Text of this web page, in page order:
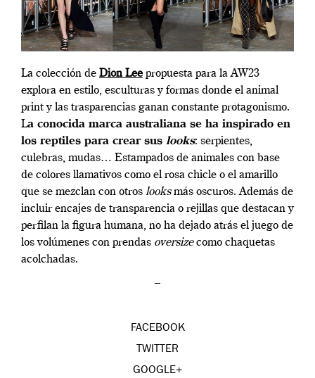
La colección de Dion Leepropuesta para la AW23
explora en estilo, esculturas y formas donde el animal
print y las trasparencias ganan constante protagonismo.
La conocida marca australiana se ha inspirado en
los reptiles para crear sus looks: serpientes,
culebras, mudas… Estampados de animales con base
de colores llamativos como el rosa chicle o el amarillo
que se mezclan con otros looksmás oscuros. Además de
incluir encajes de transparencia o rejillas que destacan y
perfilan la figura humana, no ha dejado atrás el juego de
los volúmenes con prendas oversizecomo chaquetas
acolchadas.
–
FACEBOOK
TWITTER
GOOGLE+